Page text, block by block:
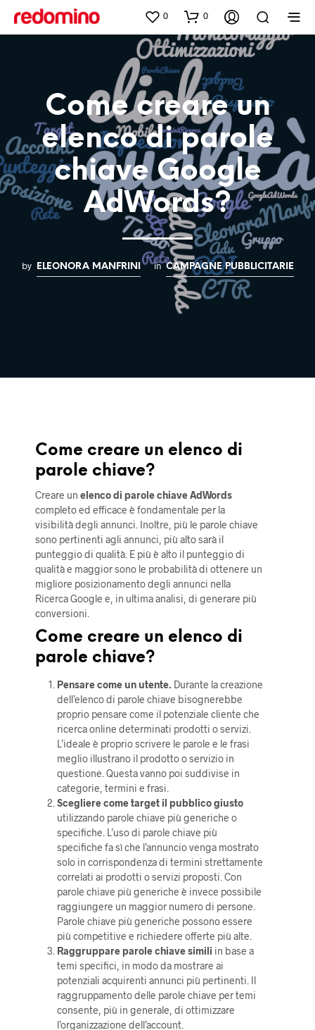
0 0
Come creare un
elenco di parole
chiave Google
AdWords?
by ELEONORA MANFRINI in CAMPAGNE PUBBLICITARIE
Come creare un elenco di
parole chiave?
Creare un elenco di parole chiave AdWords
completo ed efficace è fondamentale per la
visibilità degli annunci. Inoltre, più le parole chiave
sono pertinenti agli annunci, più alto sarà il
punteggio di qualità. E più è alto il punteggio di
qualità e maggior sono le probabilità di ottenere un
migliore posizionamento degli annunci nella
Ricerca Google e, in ultima analisi, di generare più
conversioni.
Come creare un elenco di
parole chiave?
Pensare come un utente.Durante la creazione
dell’elenco di parole chiave bisognerebbe
proprio pensare come il potenziale cliente che
ricerca online determinati prodotti o servizi.
L’ideale è proprio scrivere le parole e le frasi
meglio illustrano il prodotto o servizio in
questione. Questa vanno poi suddivise in
categorie, termini e frasi.
Scegliere come target il pubblico giusto
utilizzando parole chiave più generiche o
specifiche. L’uso di parole chiave più
specifiche fa sì che l’annuncio venga mostrato
solo in corrispondenza di termini strettamente
correlati ai prodotti o servizi proposti. Con
parole chiave più generiche è invece possibile
raggiungere un maggior numero di persone.
Parole chiave più generiche possono essere
più competitive e richiedere offerte più alte.
Raggruppare parole chiave simili in base a
temi specifici, in modo da mostrare ai
potenziali acquirenti annunci più pertinenti. Il
raggruppamento delle parole chiave per temi
consente, più in generale, di ottimizzare
l’organizzazione dell’account.